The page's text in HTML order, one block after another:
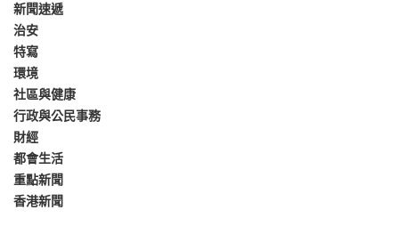
新聞速遞
治安
特寫
環境
社區與健康
行政與公民事務
財經
都會生活
重點新聞
香港新聞